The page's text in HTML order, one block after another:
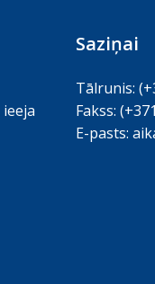
Saziņai
Tālrunis:
Fakss:
E-pasts: